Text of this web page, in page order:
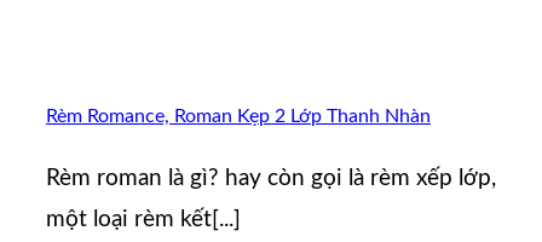
Rèm Romance, Roman Kẹp 2 Lớp Thanh Nhàn
Rèm roman là gì? hay còn gọi là rèm xếp lớp,
một loại rèm kết[...]